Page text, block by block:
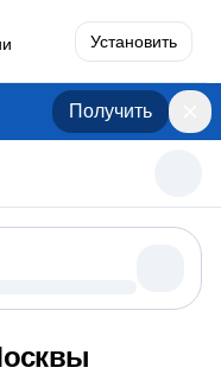
Установить
Получить